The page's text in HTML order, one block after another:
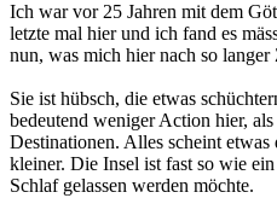
Ich war vor 25 Jahren mit dem
letzte mal hier und ich fand es
nun, was mich hier nach so
Sie ist hübsch, die etwas
bedeutend weniger Action hier,
Destinationen. Alles scheint etwas
kleiner. Die Insel ist fast so wie
Schlaf gelassen werden möchte.